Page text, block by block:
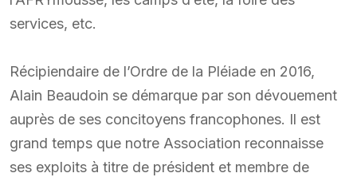
services, etc.
Récipiendaire de l’Ordre de la Pléiade en 2016,
Alain Beaudoin se démarque par son dévouement
auprès de ses concitoyens francophones. Il est
grand temps que notre Association reconnaisse
ses exploits à titre de président et membre de